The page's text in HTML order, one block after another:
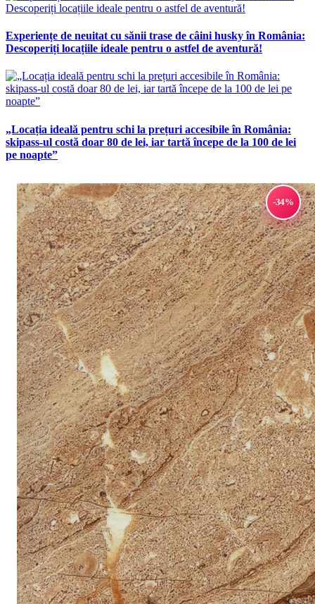
Experiențe de neuitat cu sănii trase de câini husky în România:
Descoperiți locațiile ideale pentru o astfel de aventură!
„Locația ideală pentru schi la prețuri accesibile în România:
skipass-ul costă doar 80 de lei, iar tartă începe de la 100 de lei
pe noapte”
-34%